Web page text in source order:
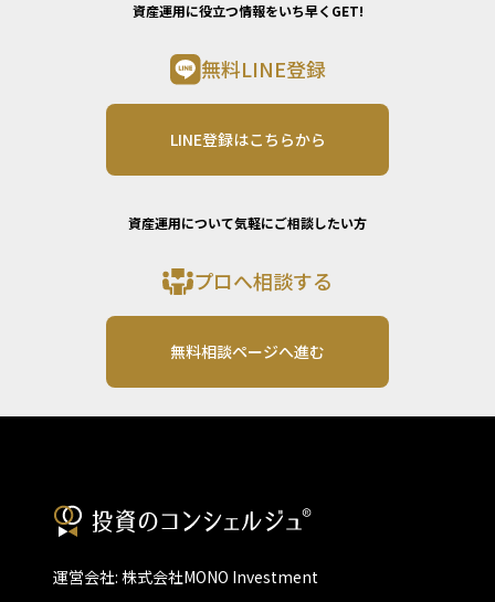
資産運用に役立つ情報をいち早くGET!
無料LINE登録
LINE登録はこちらから
資産運用について気軽にご相談したい方
プロへ相談する
無料相談ページへ進む
運営会社: 株式会社MONO Investment